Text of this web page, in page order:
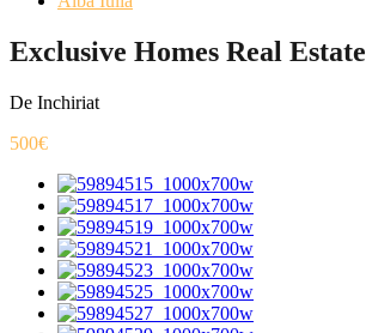
Exclusive Homes Real Estate
De Inchiriat
500€